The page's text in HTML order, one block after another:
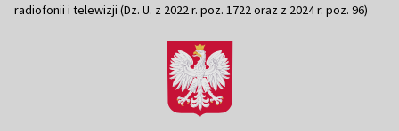
radiofonii i telewizji (Dz. U. z 2022 r. poz. 1722 oraz z 2024 r. poz. 96)